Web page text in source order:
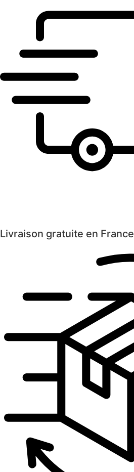
Livraison gratuite en France